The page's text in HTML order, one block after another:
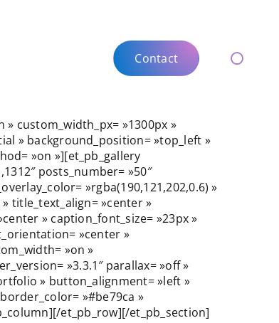
Contact
Toggle
Contact
Toggle
» custom_width_px= »1300px »
» background_position= »top_left »
»on »][et_pb_gallery
posts_number= »50″
»rgba(190,121,202,0.6) »
title_text_align= »center »
» caption_font_size= »23px »
»center »
»on »
»3.3.1″ parallax= »off »
» button_alignment= »left »
»#be79ca »
et_pb_row][/et_pb_section]